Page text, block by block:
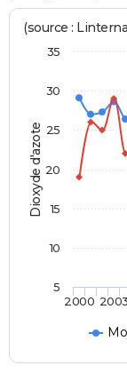
FORUM
Bricolage
Lifestyle
Culture
Television
Voyage
Dioxyde d'azote
(source :
2000 2003
5
10
15
20
25
30
35